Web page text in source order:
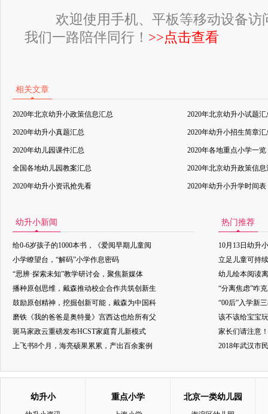
欢迎使用手机、平板等移动设备访
我们一路陪伴同行！ >>点击查看
相关文章
2020年北京幼升小政策信息汇总 2020年北京幼升小试题汇
2020年幼升小真题汇总 2020年幼升小招生简章汇
2020年幼儿园课件汇总 2020年各地重点小学一览
全国各地幼儿园教案汇总 2020年北京幼升政策信息
2020年幼升小资讯抢先看 2020年幼升小升学时间表
幼升小新闻
给0-6岁孩子的1000本书，《爱阅早期儿童阅
小学瞭望台，“解码”小学作息密码
“思辨·探索未知”教学研讨会，聚焦新媒体
播种原创思维，戴森推动校企合作共筑创新生
鼓励原创精神，挖掘创新可能，戴森为中国科
磨铁《我的爸爸是奥特曼》宫西达也给所有父
斑马家政云重磅发布HCST家庭育儿新模式
上飞书8个月，海亮硕果累累，产出百余案例
热门推荐
10月13日幼升
立足儿童可持
幼儿绘本阅读
“分离焦虑”咋
“00后”入学新
该不该给宝宝
家长们请注意
2018年武汉市
幼升小 重点小学 北京一类幼儿园